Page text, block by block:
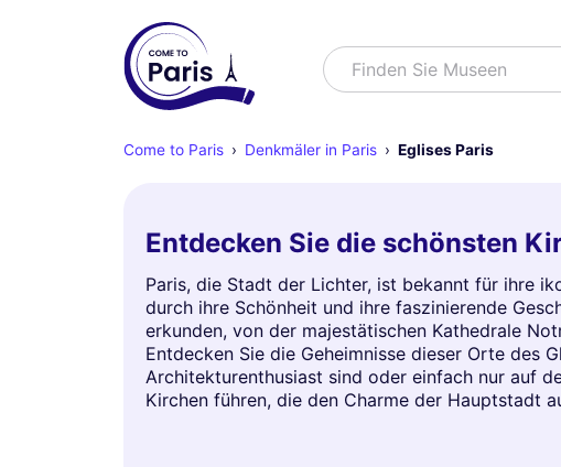
SuchenFinden Sie Museen
Come to Paris Denkmäler in Paris Eglises Paris
Entdecken Sie die schönsten
Paris, die Stadt der Lichter, ist bekannt für ihre
durch ihre Schönheit und ihre faszinierende
erkunden, von der majestätischen Kathedrale
Entdecken Sie die Geheimnisse dieser Orte des
Architekturenthusiast sind oder einfach nur auf
Kirchen führen, die den Charme der Hauptstadt